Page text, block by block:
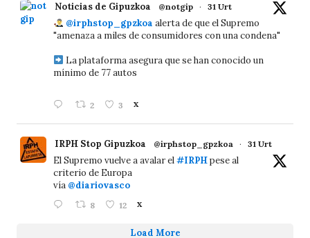
Noticias de Gipuzkoa @notgip · 31 Urt
@irphstop_gpzkoa alerta de que el Supremo
"amenaza a miles de consumidores con una condena"
La plataforma asegura que se han conocido un
mínimo de 77 autos
2 3 X
IRPH Stop Gipuzkoa @irphstop_gpzkoa · 31 Urt
El Supremo vuelve a avalar el#IRPHpese al
criterio de Europa
vía @diariovasco
8 12 X
Load More